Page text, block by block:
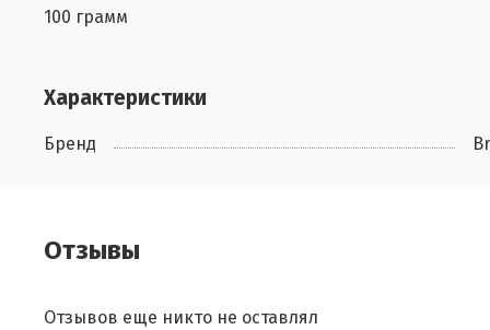
100 грамм
Характеристики
Бренд
Отзывы
Отзывов еще никто не оставлял